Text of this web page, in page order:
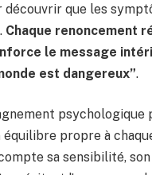
découvrir que les
Chaque renoncement
le message
est dangereux”.
psychologique
propre à
sa sensibilité,